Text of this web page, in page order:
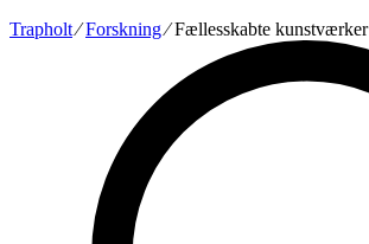
Trapholt∕Forskning∕Fællesskabte kunstværker